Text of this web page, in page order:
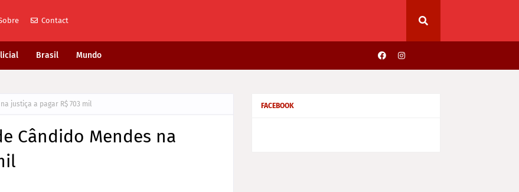
Contact
Brasil Mundo
justiça a pagar R$ 703 mil
Cândido Mendes na
FACEBOOK